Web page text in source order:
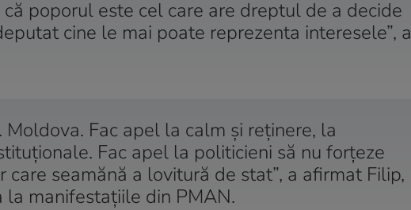
poporul este cel care are dreptul de a decide
cine le mai poate reprezenta interesele”, a
Moldova. Fac apel la calm şi reţinere, la
Fac apel la politicieni să nu forţeze
seamănă a lovitură de stat”, a afirmat Filip,
la manifestaţiile din PMAN.